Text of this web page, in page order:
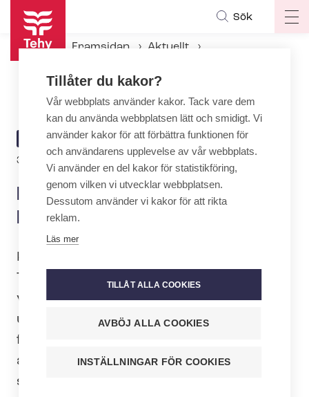
Hoppa
huvudinnehåll
Sök
Framsidan
Aktuellt
ARTICLE
CATEGORY
AKTUELLT
30.9.2025 | 9:21 Author
Nominera en ung tehyit som
Framtidens skapare
Känner du en tehyit som har främjat
Tehys framtid genom sin aktiva
verksamhet? Har hen ett ivrigt och
utvecklande grepp och blicken på
framtiden? Föreslå hen som mottagare
av hedersomnämnandet Framtidens
skapare!
Tillåter du kakor?
Vår webbplats använder kakor. Tack vare dem
kan du använda webbplatsen lätt och smidigt. Vi
använder kakor för att förbättra funktionen för
och användarens upplevelse av vår webbplats.
Vi använder en del kakor för statistikföring,
genom vilken vi utvecklar webbplatsen.
Dessutom använder vi kakor för att rikta
reklam.
Läs mer
TILLÅT ALLA COOKIES
AVBÖJ ALLA COOKIES
INSTÄLLNINGAR FÖR COOKIES